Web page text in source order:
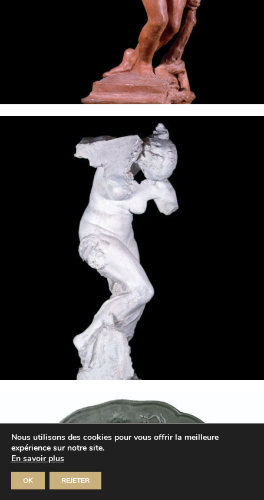
Nous utilisons des cookies pour vous offrir la meilleure
expérience sur notre site.
En savoir plus
OK REJETER